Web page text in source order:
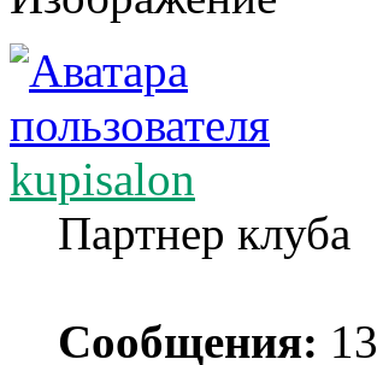
kupisalon
Партнер клуба
Сообщения: 13